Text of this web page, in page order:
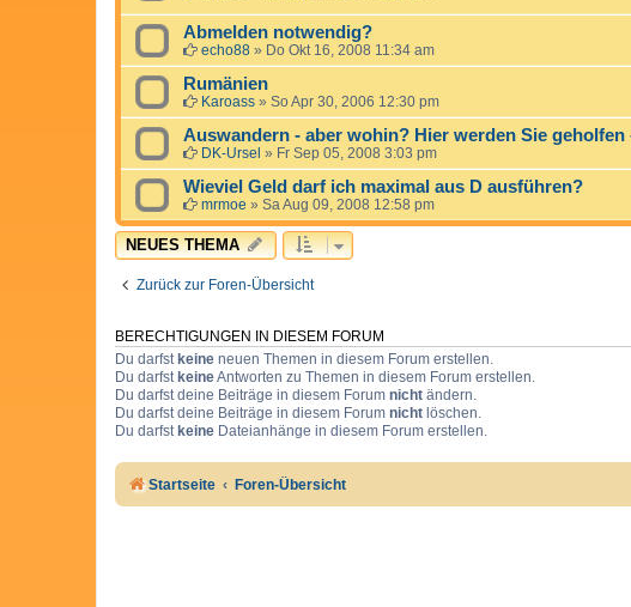
Abmelden notwendig?
echo88 » Do Okt 16, 2008 11:34 am
Rumänien
Karoass » So Apr 30, 2006 12:30 pm
Auswandern - aber wohin? Hier werden Sie geholfen
DK-Ursel » Fr Sep 05, 2008 3:03 pm
Wieviel Geld darf ich maximal aus D ausführen?
mrmoe » Sa Aug 09, 2008 12:58 pm
NEUES THEMA
Zurück zur Foren-Übersicht
BERECHTIGUNGEN IN DIESEM FORUM
Du darfstkeine neuen Themen in diesem Forum erstellen.
Du darfstkeineAntworten zu Themen in diesem Forum erstellen.
Du darfst deine Beiträge in diesem Forum nicht ändern.
Du darfst deine Beiträge in diesem Forum nicht löschen.
Du darfstkeine Dateianhänge in diesem Forum erstellen.
Startseite Foren-Übersicht